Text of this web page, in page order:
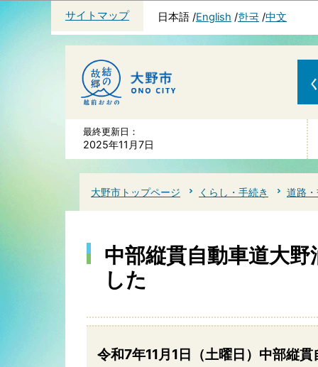
サイトマップ 日本語 English 한국 中文
最終更新日：
2025年11月7日
大野市トップページ くらし・手続き 道路
中部縦貫自動車道大
した
令和7年11月1日（土曜日）中部縦